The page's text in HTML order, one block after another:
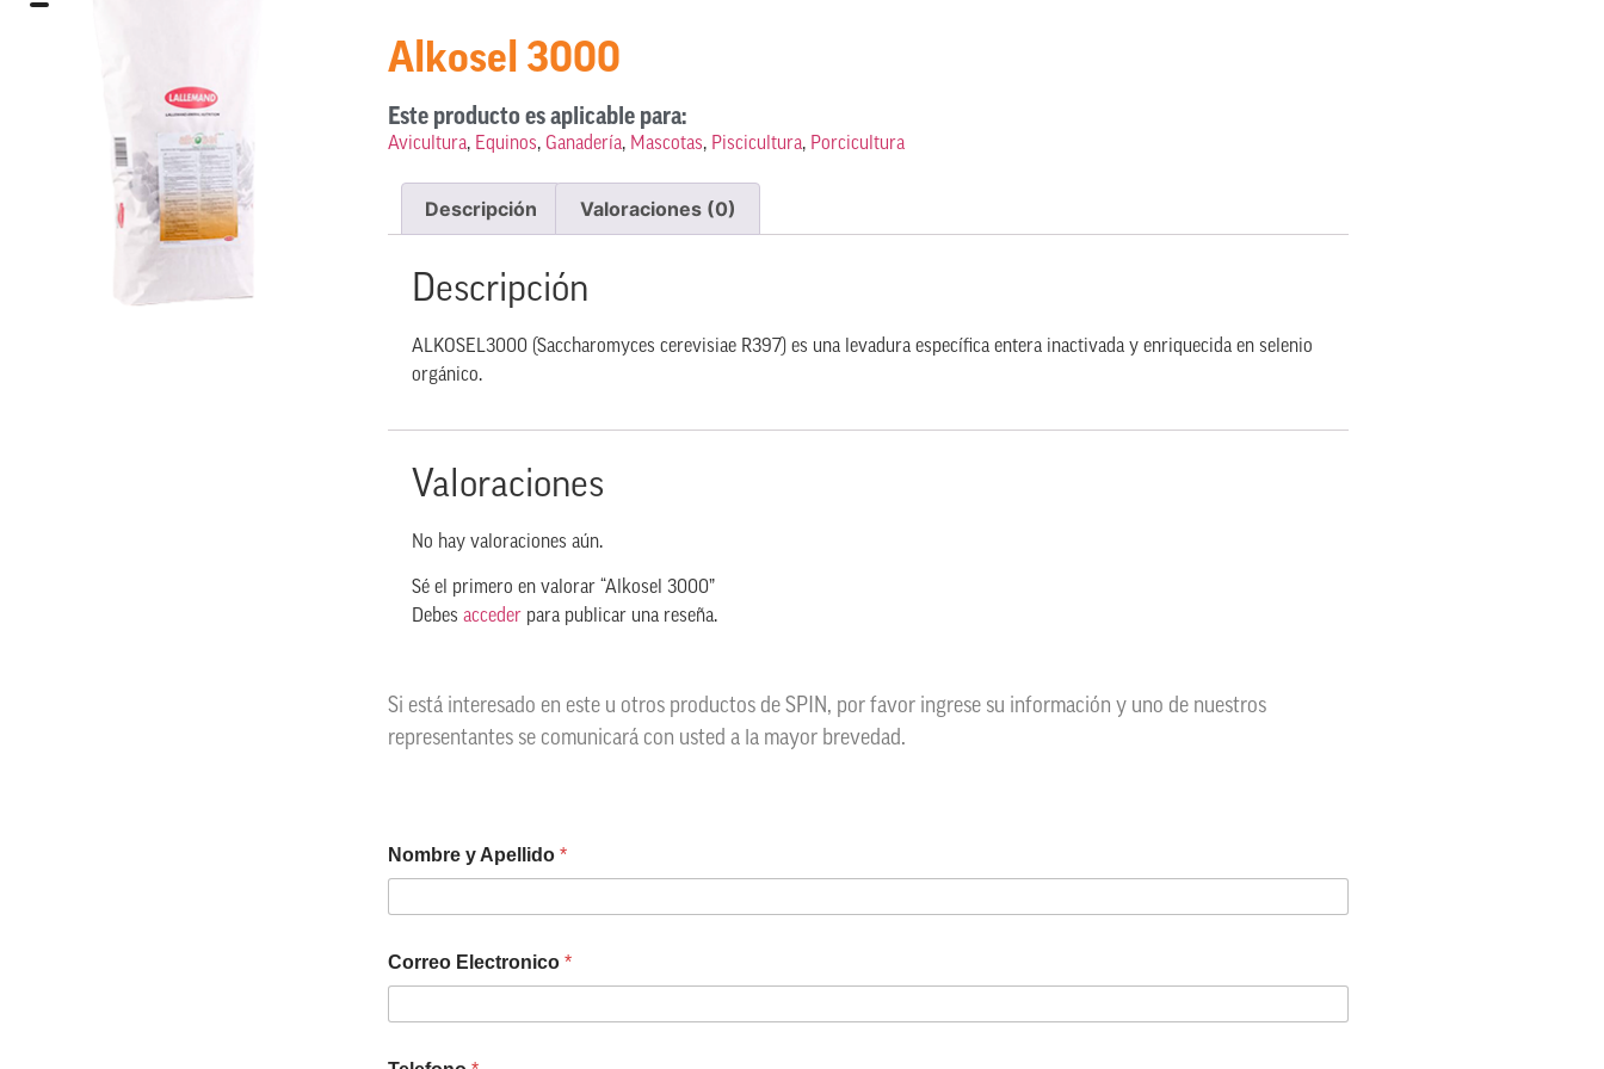
Alkosel 3000
Este producto es aplicable para:
Avicultura, Equinos, Ganadería, Mascotas, Piscicultura, Porcicultura
Descripción Valoraciones (0)
Descripción
ALKOSEL3000 (Saccharomyces cerevisiae R397) es una levadura específica entera inactivada y enriquecida en selenio
orgánico.
Valoraciones
No hay valoraciones aún.
Sé el primero en valorar “Alkosel 3000”
Debes accederpara publicar una reseña.
Si está interesado en este u otros productos de SPIN, por favor ingrese su información y uno de nuestros
representantes se comunicará con usted a la mayor brevedad.
Nombre y Apellido *
Correo Electronico *